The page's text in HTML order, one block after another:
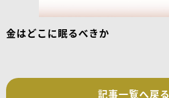
金はどこに眠るべきか
記事一覧へ戻る